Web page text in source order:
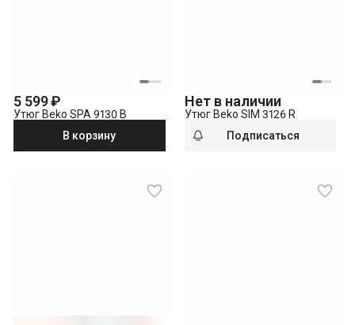
5 599 ₽
Утюг Beko SPA 9130 B
В корзину
Нет в наличии
Утюг Beko SIM 3126 R
Подписаться